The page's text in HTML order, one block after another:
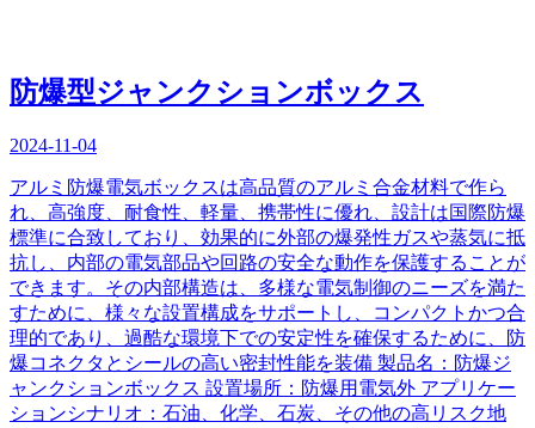
防爆型ジャンクションボックス
2024-11-04
アルミ防爆電気ボックスは高品質のアルミ合金材料で作ら
れ、高強度、耐食性、軽量、携帯性に優れ、設計は国際防爆
標準に合致しており、効果的に外部の爆発性ガスや蒸気に抵
抗し、内部の電気部品や回路の安全な動作を保護することが
できます。その内部構造は、多様な電気制御のニーズを満た
すために、様々な設置構成をサポートし、コンパクトかつ合
理的であり、過酷な環境下での安定性を確保するために、防
爆コネクタとシールの高い密封性能を装備 製品名：防爆ジ
ャンクションボックス 設置場所：防爆用電気外 アプリケー
ションシナリオ：石油、化学、石炭、その他の高リスク地